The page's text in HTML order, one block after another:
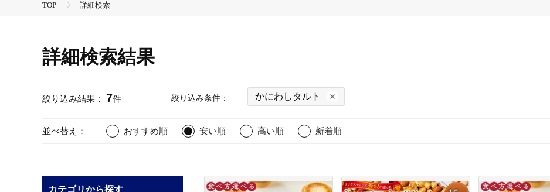
TOP 詳細検索
詳細検索結果
絞り込み結果： 7件 絞り込み条件： かにわしタルト
並べ替え： おすすめ順 安い順 高い順 新着順
カテゴリから探す